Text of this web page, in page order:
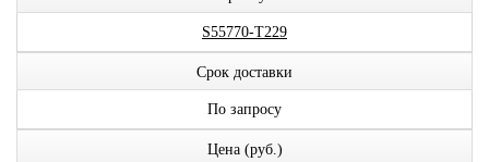
S55770-T229
Срок доставки
По запросу
Цена (руб.)